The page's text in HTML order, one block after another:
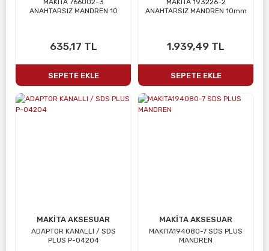
MAKITA 766002-3
ANAHTARSIZ MANDREN 10
635,17 TL
SEPETE EKLE
MAKITA 193226-2
ANAHTARSIZ MANDREN 10mm
1.939,49 TL
SEPETE EKLE
MAKİTA AKSESUAR
ADAPTOR KANALLI / SDS
PLUS P-04204
MAKİTA AKSESUAR
MAKITA194080-7 SDS PLUS
MANDREN